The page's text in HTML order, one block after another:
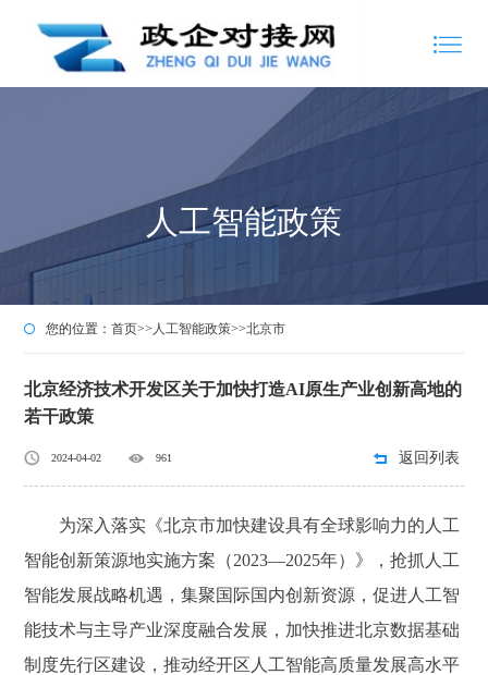
人工智能政策
您的位置：首页>> 人工智能政策>>北京市
北京经济技术开发区关于加快打造AI原生产业创新高地的
若干政策
2024-04-02 961 返回列表
为深入落实《北京市加快建设具有全球影响力的人工
智能创新策源地实施方案（2023—2025年）》，抢抓人工
智能发展战略机遇，集聚国际国内创新资源，促进人工智
能技术与主导产业深度融合发展，加快推进北京数据基础
制度先行区建设，推动经开区人工智能高质量发展高水平